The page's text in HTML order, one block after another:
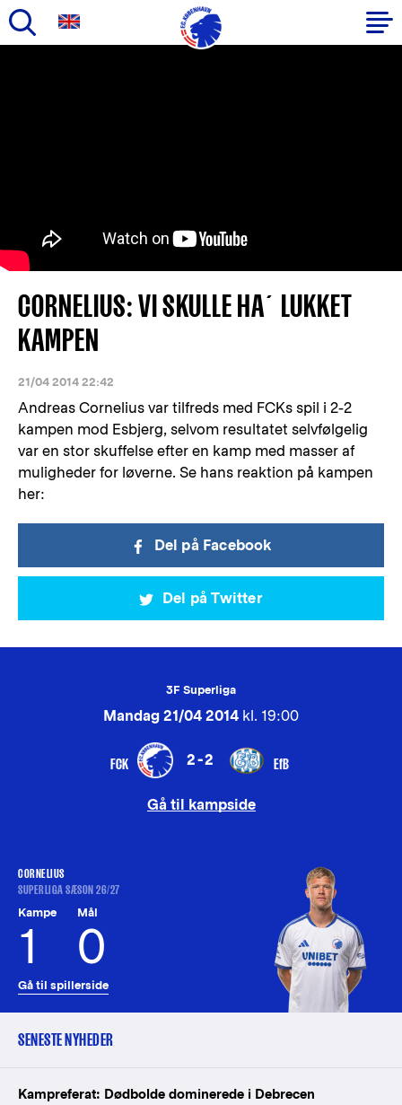
CORNELIUS: VI SKULLE HA´ LUKKET
KAMPEN
21/04 2014 22:42
Andreas Cornelius var tilfreds med FCKs spil i 2-2
kampen mod Esbjerg, selvom resultatet selvfølgelig
var en stor skuffelse efter en kamp med masser af
muligheder for løverne. Se hans reaktion på kampen
her:
Del på Facebook
Del på Twitter
3F Superliga
Mandag 21/04 2014 kl. 19:00
FCK 2-2 EfB
Gå til kampside
CORNELIUS
SUPERLIGA SÆSON 26/27
Kampe
1
Mål
0
Gå til spillerside
SENESTE NYHEDER
Kampreferat: Dødbolde dominerede i Debrecen